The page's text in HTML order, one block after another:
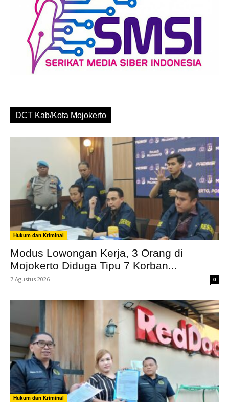
DCT Kab/Kota Mojokerto
Hukum dan Kriminal
Modus Lowongan Kerja, 3 Orang di
Mojokerto Diduga Tipu 7 Korban...
7 Agustus 2026 0
Hukum dan Kriminal